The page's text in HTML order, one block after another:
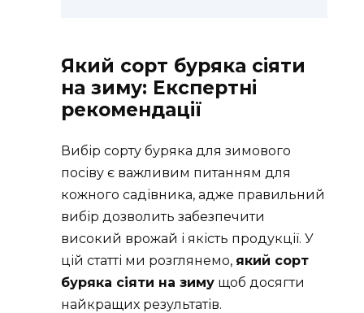
Який сорт буряка сіяти
на зиму: Експертні
рекомендації
Вибір сорту буряка для зимового
посіву є важливим питанням для
кожного садівника, адже правильний
вибір дозволить забезпечити
високий врожай і якість продукції. У
цій статті ми розглянемо, який сорт
буряка сіяти на зиму щоб досягти
найкращих результатів.